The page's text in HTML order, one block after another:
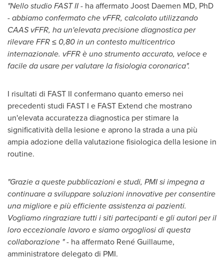
"Nello studio FAST II- ha affermatoJoost Daemen MD, PhD
-abbiamo confermato che vFFR, calcolato utilizzando
CAAS vFFR, ha un'elevata precisione diagnostica per
rilevare FFR ≤ 0,80 in un contesto multicentrico
internazionale. vFFR è uno strumento accurato, veloce e
facile da usare per valutare la fisiologia coronarica".
I risultati di FAST II confermano quanto emerso nei
precedenti studi FAST I e FAST Extend che mostrano
un'elevata accuratezza diagnostica per stimare la
significatività della lesione e aprono la strada a una più
ampia adozione della valutazione fisiologica della lesione in
routine.
"Grazie a queste pubblicazioni e studi, PMI si impegna a
continuare a sviluppare soluzioni innovative per consentire
una migliore e più efficiente assistenza ai pazienti.
Vogliamo ringraziare tutti i siti partecipanti e gli autori per il
loro eccezionale lavoro e siamo orgogliosi di questa
collaborazione " - ha affermato René Guillaume,
amministratore delegato di PMI.